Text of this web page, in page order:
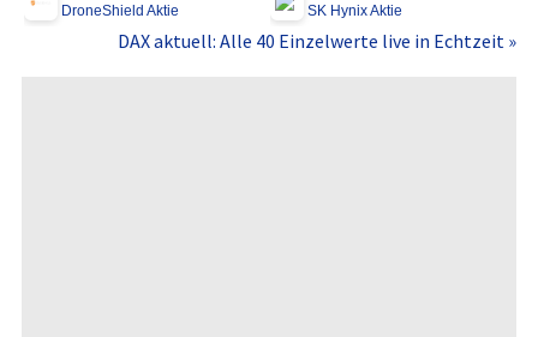
DroneShield Aktie SK Hynix Aktie
DAX aktuell: Alle 40 Einzelwerte live in Echtzeit »